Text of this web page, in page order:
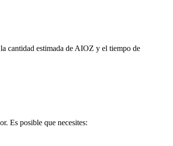
cantidad estimada de AIOZ y el tiempo de
Es posible que necesites: